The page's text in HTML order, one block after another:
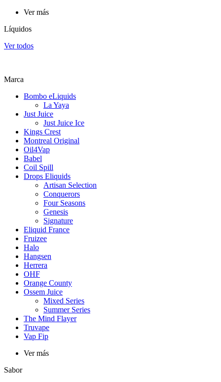
Ver más
Líquidos
Ver todos
Marca
Bombo eLiquids
La Yaya
Just Juice
Just Juice Ice
Kings Crest
Montreal Original
Oil4Vap
Babel
Coil Spill
Drops Eliquids
Artisan Selection
Conquerors
Four Seasons
Genesis
Signature
Eliquid France
Fruizee
Halo
Hangsen
Herrera
OHF
Orange County
Ossem Juice
Mixed Series
Summer Series
The Mind Flayer
Truvape
Vap Fip
Ver más
Sabor